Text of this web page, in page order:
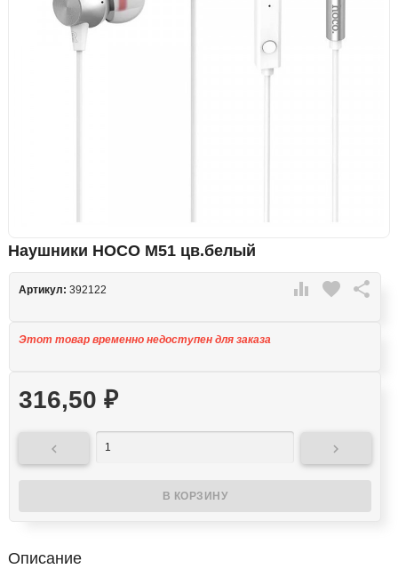
Наушники HOCO M51 цв.белый
 favorite 
Артикул: 392122
Этот товар временно недоступен для заказа
316,50 ₽
 
Описание